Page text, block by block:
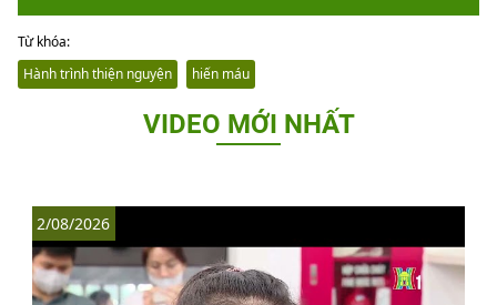
Từ khóa:
Hành trình thiện nguyện
hiến máu
VIDEO MỚI NHẤT
2/08/2026